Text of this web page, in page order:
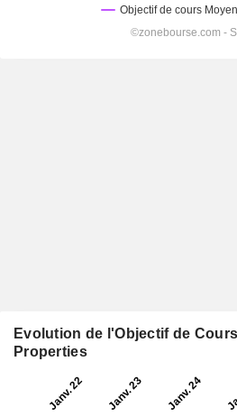
Evolution de l'Objectif de
Properties